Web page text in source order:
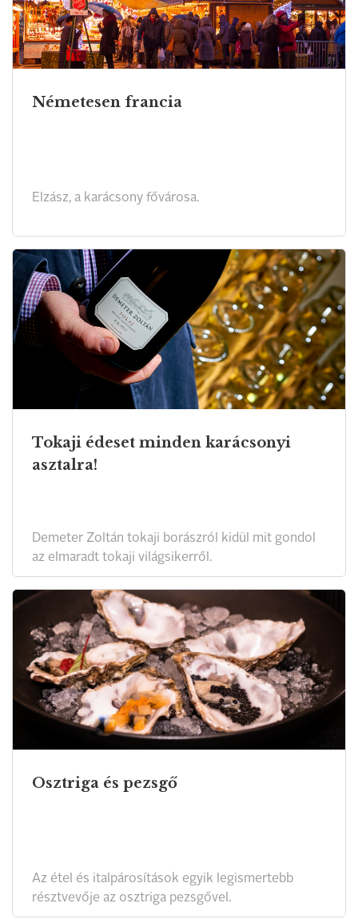
Németesen francia
Elzász, a karácsony fővárosa.
Tokaji édeset minden karácsonyi
asztalra!
Demeter Zoltán tokaji borászról kidül mit gondol
az elmaradt tokaji világsikerről.
Osztriga és pezsgő
Az étel és italpárosítások egyik legismertebb
résztvevője az osztriga pezsgővel.